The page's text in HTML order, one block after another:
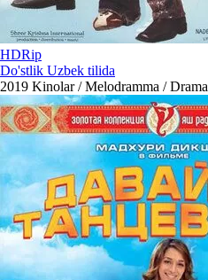
HDRip
Do'stlik Uzbek tilida
2019 Kinolar / Melodramma / Drama